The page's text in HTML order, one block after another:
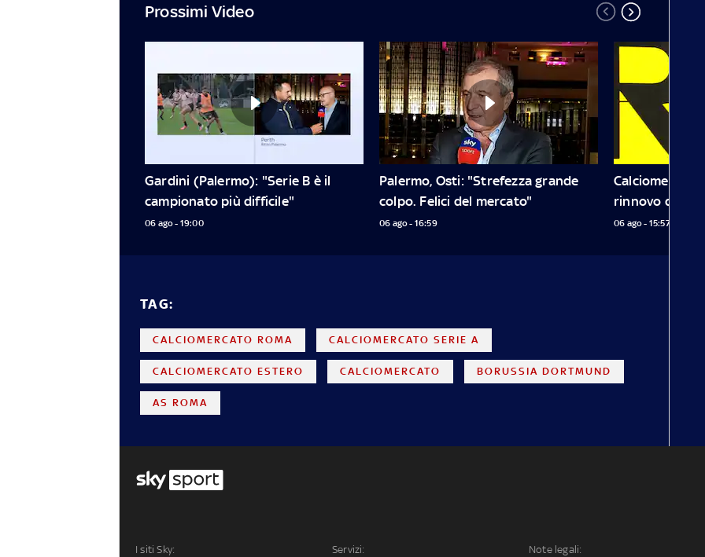
Prossimi Video
Gardini (Palermo): "Serie B è il
campionato più difficile"
06 ago - 19:00
Palermo, Osti: "Strefezza grande
colpo. Felici del mercato"
06 ago - 16:59
Calciomercato
rinnovo di
06 ago - 15:57
TAG:
CALCIOMERCATO ROMA CALCIOMERCATO SERIE A
CALCIOMERCATO ESTERO CALCIOMERCATO BORUSSIA DORTMUND
AS ROMA
I siti Sky: Servizi: Note legali: